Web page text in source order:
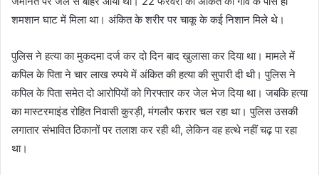
शमशान घाट में मिला था। अंकित के शरीर पर चाकू के कई निशान मिले थे।
पुलिस ने हत्या का मुकदमा दर्ज कर दो दिन बाद खुलासा कर दिया था। मामले में
कपिल के पिता ने चार लाख रुपये में अंकित की हत्या की सुपारी दी थी। पुलिस ने
कपिल के पिता समेत दो आरोपियों को गिरफ्तार कर जेल भेज दिया था। जबकि हत्या
का मास्टरमाइंड रोहित निवासी कुरड़ी, मंगलौर फरार चल रहा था। पुलिस उसकी
लगातार संभावित ठिकानों पर तलाश कर रही थी, लेकिन वह हत्थे नहीं चढ़ पा रहा
था।